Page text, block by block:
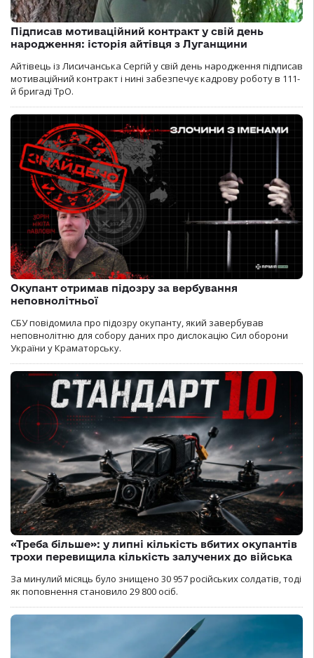
Підписав мотиваційний контракт у свій день
народження: історія айтівця з Луганщини
Айтівець із Лисичанська Сергій у свій день народження підписав
мотиваційний контракт і нині забезпечує кадрову роботу в 111-
й бригаді ТрО.
Окупант отримав підозру за вербування
неповнолітньої
СБУ повідомила про підозру окупанту, який завербував
неповнолітню для собору даних про дислокацію Сил оборони
України у Краматорську.
«Треба більше»: у липні кількість вбитих окупантів
трохи перевищила кількість залучених до війська
За минулий місяць було знищено 30 957 російських солдатів, тоді
як поповнення становило 29 800 осіб.